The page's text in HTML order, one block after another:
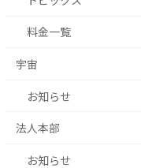
料金一覧
宇宙
お知らせ
法人本部
お知らせ